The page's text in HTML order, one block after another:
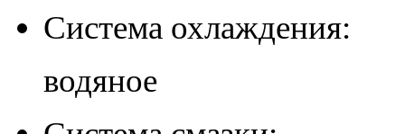
Система охлаждения:
водяное